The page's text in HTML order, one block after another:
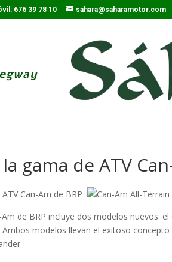
676 39 78 10 sahara@saharamotor.com
gama de ATV
Can-Am de BRP
de BRP incluye dos modelos nuevos:
Ambos modelos llevan el exitoso